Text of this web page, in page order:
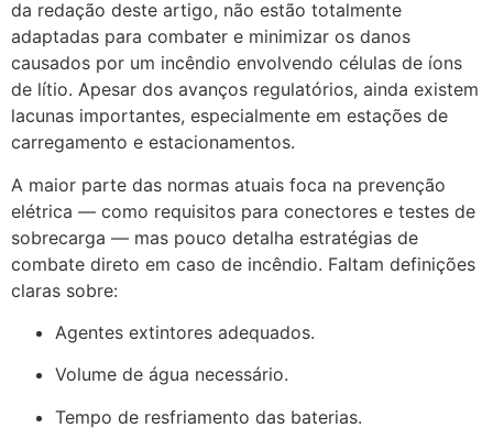
da redação deste artigo, não estão totalmente
adaptadas para combater e minimizar os danos
causados por um incêndio envolvendo células de íons
de lítio. Apesar dos avanços regulatórios, ainda existem
lacunas importantes, especialmente em estações de
carregamento e estacionamentos.
A maior parte das normas atuais foca na prevenção
elétrica — como requisitos para conectores e testes de
sobrecarga — mas pouco detalha estratégias de
combate direto em caso de incêndio. Faltam definições
claras sobre:
Agentes extintores adequados.
Volume de água necessário.
Tempo de resfriamento das baterias.